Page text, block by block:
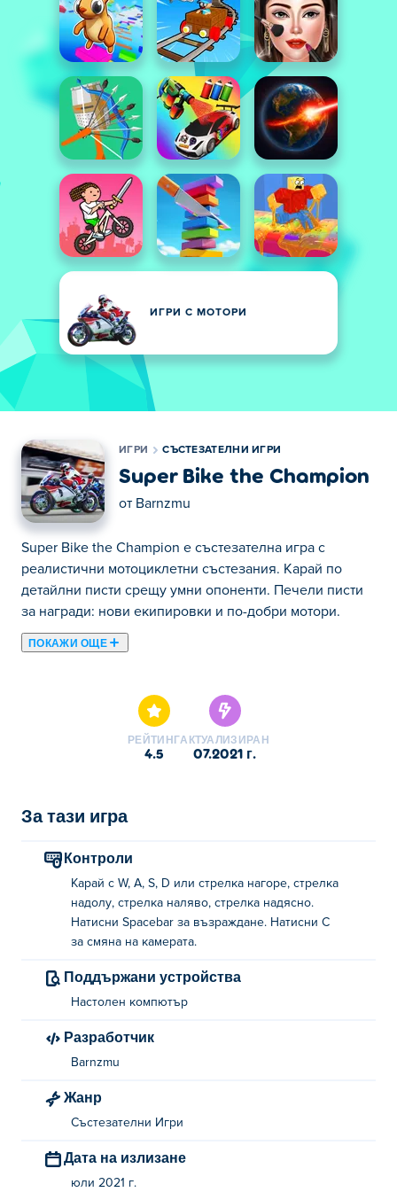
ИГРИ С МОТОРИ
ИГРИ СЪСТЕЗАТЕЛНИ ИГРИ
Super Bike the Champion
от Barnzmu
Super Bike the Champion е състезателна игра с
реалистични мотоциклетни състезания. Карай по
детайлни писти срещу умни опоненти. Печели писти
за награди: нови екипировки и по-добри мотори.
ПОКАЖИ ОЩЕ
Състезателни Игри.
РЕЙТИНГ
4.5
АКТУАЛИЗИРАН
07.2021 г.
За тази игра
Контроли
Карай с W, A, S, D или стрелка нагоре, стрелка
надолу, стрелка наляво, стрелка надясно.
Натисни Spacebar за възраждане. Натисни C
за смяна на камерата.
Поддържани устройства
Настолен компютър
Разработчик
Barnzmu
Жанр
Състезателни Игри
Дата на излизане
юли 2021 г.